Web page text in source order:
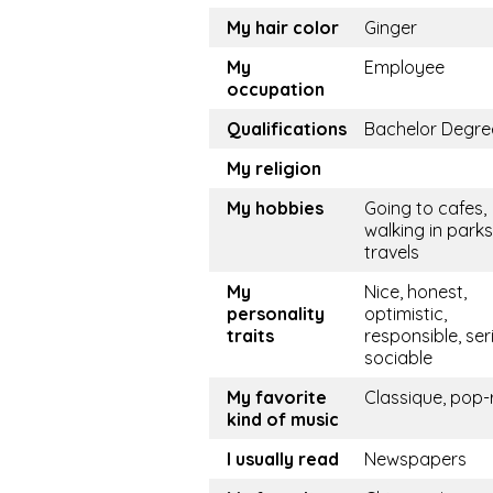
My hair color
Ginger
My
occupation
Employee
Qualifications
Bachelor
My religion
My hobbies
Going to cafes,
walking in
travels
My
personality
traits
Nice, honest,
optimistic,
responsible,
sociable
My favorite
kind of music
Classique,
I usually read
Newspapers